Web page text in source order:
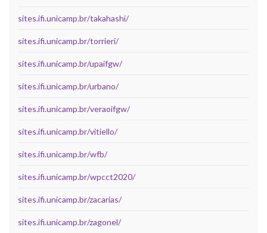
sites.ifi.unicamp.br/takahashi/
sites.ifi.unicamp.br/torrieri/
sites.ifi.unicamp.br/upaifgw/
sites.ifi.unicamp.br/urbano/
sites.ifi.unicamp.br/veraoifgw/
sites.ifi.unicamp.br/vitiello/
sites.ifi.unicamp.br/wfb/
sites.ifi.unicamp.br/wpcct2020/
sites.ifi.unicamp.br/zacarias/
sites.ifi.unicamp.br/zagonel/